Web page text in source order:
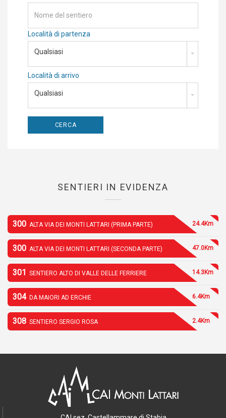
Località di partenza
Qualsiasi
Località di arrivo
Qualsiasi
SENTIERI IN EVIDENZA
300 ALTA VIA DEI MONTI LATTARI (PRIMA PARTE) 24.4Km
300 ALTA VIA DEI MONTI LATTARI (SECONDA PARTE) 47.0Km
301 SENTIERO ALTO DI VALLE DELLE FERRIERE 14.3Km
304 DA MAIORI AD ERCHIE 6.4Km
308 SENTIERO SERGIO ROSA 2.4Km